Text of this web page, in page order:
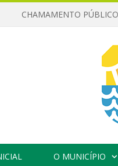
O MUNICÍPIO